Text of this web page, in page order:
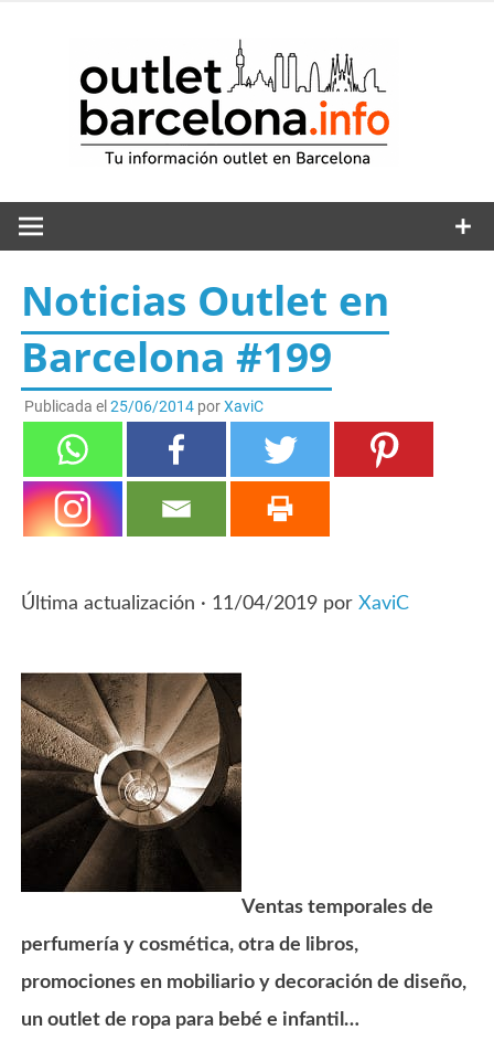
Noticias Outlet en
Barcelona #199
Publicada el 25/06/2014porXaviC
Última actualización · 11/04/2019 porXaviC
Ventas temporales de
perfumería y cosmética, otra de libros,
promociones en mobiliario y decoración de diseño,
un outlet de ropa para bebé e infantil…